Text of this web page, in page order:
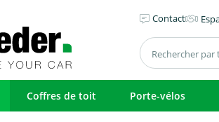
Contact
Coffres de toit Porte-vélos